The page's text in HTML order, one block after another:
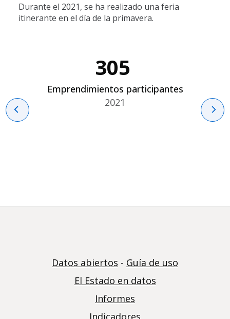
Durante el 2021, se ha realizado una feria
itinerante en el día de la primavera.
305
Emprendimientos participantes
2021
Datos abiertos - Guía de uso
El Estado en datos
Informes
Indicadores